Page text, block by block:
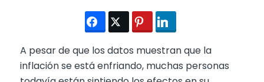
A pesar de que los datos muestran que la
inflación se está enfriando, muchas personas